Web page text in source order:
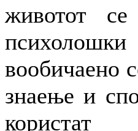
животот
вообичаено
знаење и